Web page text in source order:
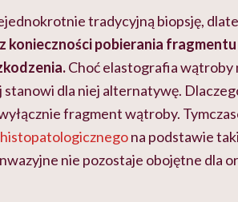
tradycyjną biopsję,
konieczności pobierania
Choć elastografia wątroby
stanowi dla niej alternatywę.
fragment wątroby.
na podstawie
nie pozostaje obojętne dla